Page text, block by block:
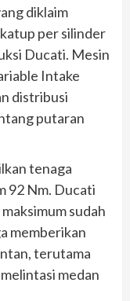
diklaim
per silinder
Ducati. Mesin
Intake
distribusi
putaran
tenaga
92 Nm. Ducati
sudah
memberikan
terutama
medan